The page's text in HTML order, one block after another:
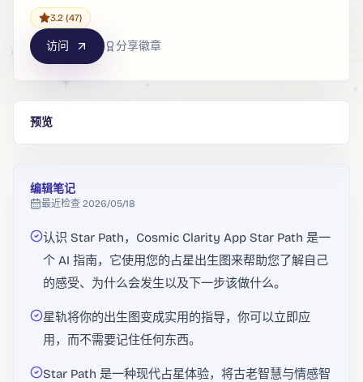
3.2 (47)
访问 分享徽章
预览
编辑笔记
最近检查 2026/05/18
认识 Star Path，Cosmic Clarity App Star Path 是一
个 AI 指南，它使用您的占星出生图来帮助您了解自己
的感受、为什么会发生以及下一步该做什么。
星轨将你的出生图变成实用的指导，你可以立即应
用，而不需要记住任何东西。
Star Path 是一种现代占星体验，将古老智慧与情感智